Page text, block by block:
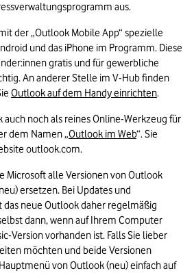
aus.
der „Outlook Mobile App“ spezielle
und das iPhone im Programm. Diese
gratis und für gewerbliche
An anderer Stelle im V-Hub finden
Outlook auf dem Handy einrichten.
auch noch als reines Online-Werkzeug für
dem Namen „Outlook im Web“. Sie
outlook.com.
Microsoft alle Versionen von Outlook
ersetzen. Bei Updates und
neue Outlook daher regelmäßig
dann, wenn auf Ihrem Computer
Version vorhanden ist. Falls Sie lieber
möchten und beide Versionen
von Outlook (neu) einfach auf